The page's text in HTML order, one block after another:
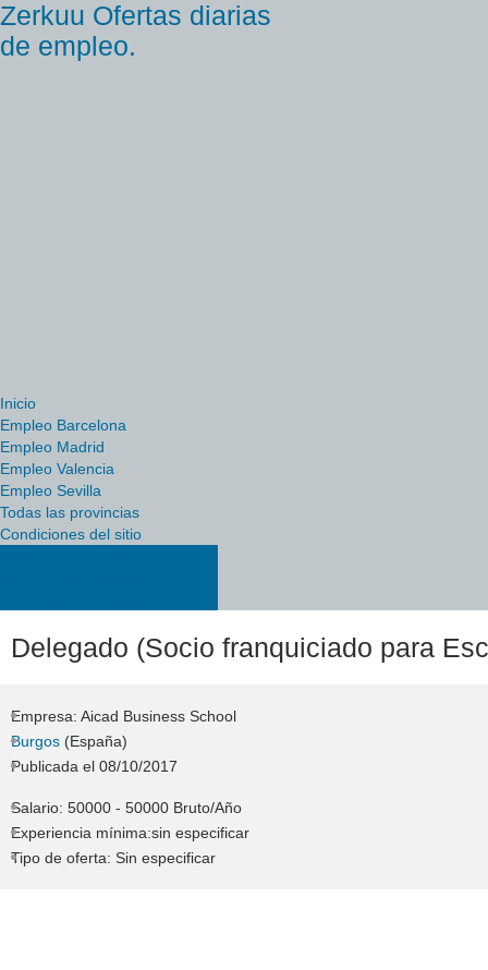
Zerkuu Ofertas diarias
de empleo.
Inicio
Empleo Barcelona
Empleo Madrid
Empleo Valencia
Empleo Sevilla
Todas las provincias
Condiciones del sitio
Delegado (Socio franquiciado para
Empresa: Aicad Business School
Burgos (España)
Publicada el 08/10/2017
Salario: 50000 - 50000 Bruto/Año
Experiencia mínima:sin especificar
Tipo de oferta: Sin especificar